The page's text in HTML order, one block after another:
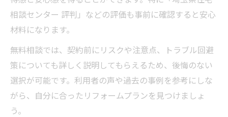
相談センター 評判」などの評価も事前に確認すると安心
材料になります。
無料相談では、契約前にリスクや注意点、トラブル回避
策についても詳しく説明してもらえるため、後悔のない
選択が可能です。利用者の声や過去の事例を参考にしな
がら、自分に合ったリフォームプランを見つけましょ
う。